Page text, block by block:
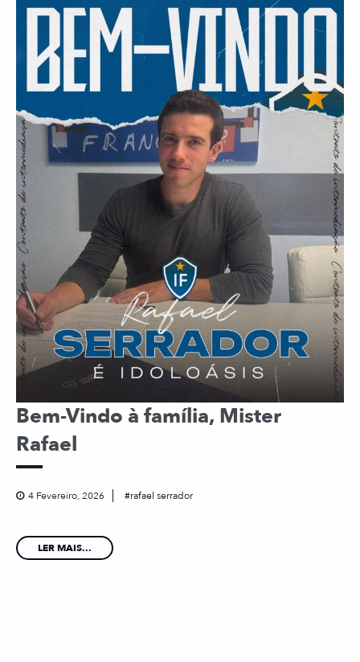
Bem-Vindo à família, Mister
Rafael
4 Fevereiro, 2026 rafael serrador
LER MAIS...